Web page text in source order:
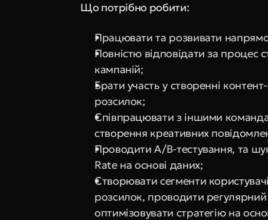
Що потрібно робити:
Працювати та розвивати
Повністю відповідати за процес
кампаній;
Брати участь у створенні
розсилок;
Співпрацювати з іншими
створення креативних
Проводити A/B-тестування, та
Rate на основі даних;
Створювати сегменти
розсилок, проводити регулярний
оптимізовувати стратегію на